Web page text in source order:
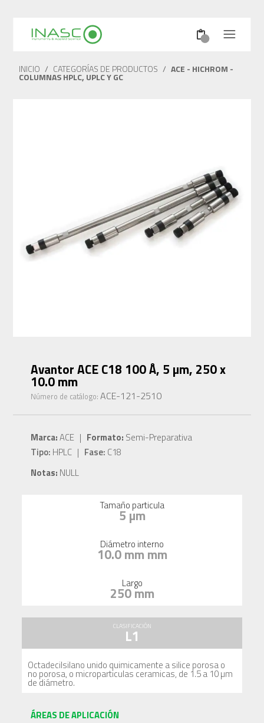
INICIO / CATEGORÍAS DE PRODUCTOS / ACE - HICHROM -
COLUMNAS HPLC, UPLC Y GC
Avantor ACE C18 100 Å, 5 µm, 250 x
10.0 mm
Número de catálogo:ACE-121-2510
Marca:ACE | Formato: Semi-Preparativa
Tipo: HPLC | Fase: C18
Notas: NULL
Tamaño particula
5 µm
Diámetro interno
10.0 mm mm
Largo
250 mm
CLASIFICACIÓN
L1
Octadecilsilano unido quimicamente a silice porosa o
no porosa, o microparticulas ceramicas, de 1.5 a 10 µm
de diámetro.
ÁREAS DE APLICACIÓN